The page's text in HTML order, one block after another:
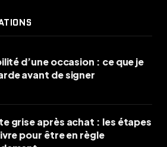
d’une occasion : ce que je
avant de signer
grise après achat : les étapes
pour être en règle